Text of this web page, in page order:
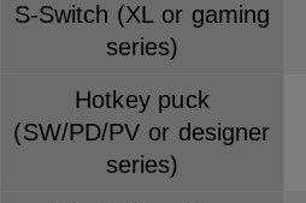
S-Switch (XL or gaming
series)
Hotkey puck
(SW/PD/PV or designer
series)